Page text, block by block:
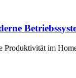
Produktivität im